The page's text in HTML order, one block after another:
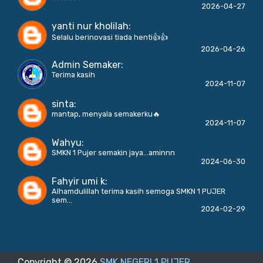
2026-04-27
yanti nur kholilah:
Selalu berinovasi tiada henti👍👍
2026-04-26
Admin Semaker:
Terima kasih
2024-11-07
sinta:
mantap, menyala semakerku🔥
2024-11-07
Wahyu:
SMKN 1 Pujer semakin jaya...aminnn
2024-06-30
Fahyir umi k:
Alhamdulillah terima kasih semoga SMKN 1 PUJER
sem...
2024-02-29